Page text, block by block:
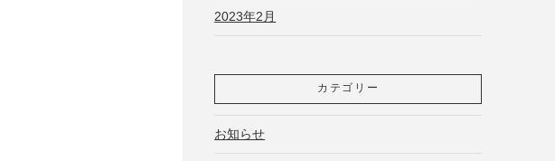
2023年2月
カテゴリー
お知らせ